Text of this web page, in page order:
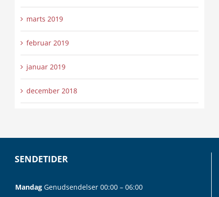
marts 2019
februar 2019
januar 2019
december 2018
SENDETIDER
Mandag Genudsendelser 00:00 – 06:00